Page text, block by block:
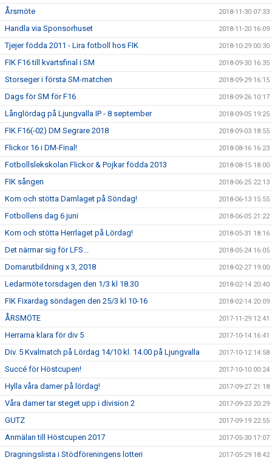
Årsmöte 2018-11-30 07:33
Handla via Sponsorhuset 2018-11-20 16:09
Tjejer födda 2011 - Lira fotboll hos FIK 2018-10-29 00:30
FIK F16 till kvartsfinal i SM 2018-09-30 16:35
Storseger i första SM-matchen 2018-09-29 16:15
Dags för SM för F16 2018-09-26 10:17
Långlördag på Ljungvalla IP - 8 september 2018-09-05 19:25
FIK F16(-02) DM Segrare 2018 2018-09-03 18:55
Flickor 16 i DM-Final! 2018-08-16 16:23
Fotbollslekskolan Flickor & Pojkar födda 2013 2018-08-15 18:00
FIK sången 2018-06-25 22:13
Kom och stötta Damlaget på Söndag! 2018-06-13 15:55
Fotbollens dag 6 juni 2018-06-05 21:22
Kom och stötta Herrlaget på Lördag! 2018-05-31 18:16
Det närmar sig för LFS... 2018-05-24 16:05
Domarutbildning x 3, 2018 2018-02-27 19:00
Ledarmöte torsdagen den 1/3 kl 18.30 2018-02-14 20:40
FIK Fixardag söndagen den 25/3 kl 10-16 2018-02-14 20:09
ÅRSMÖTE 2017-11-29 12:41
Herrarna klara för div 5 2017-10-14 16:41
Div. 5 Kvalmatch på Lördag 14/10 kl. 14.00 på Ljungvalla 2017-10-12 14:58
Succé för Höstcupen! 2017-10-10 00:24
Hylla våra damer på lördag! 2017-09-27 21:18
Våra damer tar steget upp i division 2 2017-09-23 20:29
GUTZ 2017-09-19 22:55
Anmälan till Höstcupen 2017 2017-05-30 17:07
Dragningslista i Stödföreningens lotteri 2017-05-29 18:42